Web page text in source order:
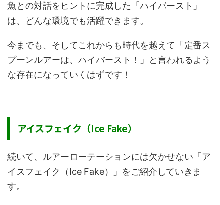
魚との対話をヒントに完成した「ハイバースト」
は、どんな環境でも活躍できます。
今までも、そしてこれからも時代を越えて「定番ス
プーンルアーは、ハイバースト！」と言われるよう
な存在になっていくはずです！
アイスフェイク（Ice Fake）
続いて、ルアーローテーションには欠かせない「ア
イスフェイク（Ice Fake）」をご紹介していきま
す。